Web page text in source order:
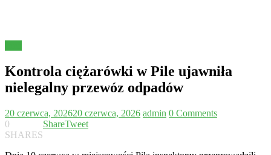
Kontrola ciężarówki w Pile ujawniła
nielegalny przewóz odpadów
20 czerwca, 202620 czerwca, 2026 admin 0 Comments
0
SHARES
ShareTweet